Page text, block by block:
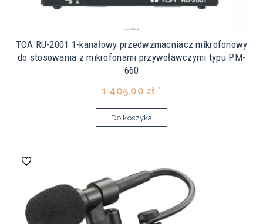
TOA RU-2001 1-kanałowy przedwzmacniacz mikrofonowy
do stosowania z mikrofonami przywoławczymi typu PM-
660
1 405,00 zł *
Do koszyka